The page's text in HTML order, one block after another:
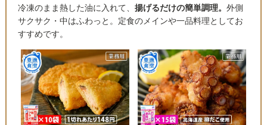
冷凍のまま熱した油に入れて、 揚げるだけの簡単調理。 外側
サクサク・中はふわっと。定食のメインや一品料理としてお
すすめです。